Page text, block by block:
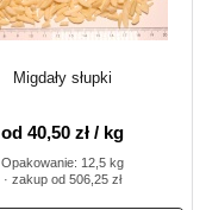
Migdały słupki
od 40,50 zł / kg
Opakowanie: 12,5 kg
· zakup od 506,25 zł